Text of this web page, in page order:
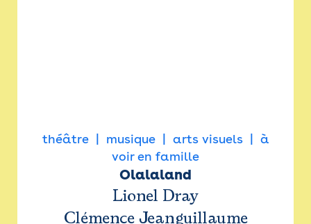
théâtre musique arts visuels
à
voir en famille
Olalaland
Lionel Dray
Clémence Jeanguillaume